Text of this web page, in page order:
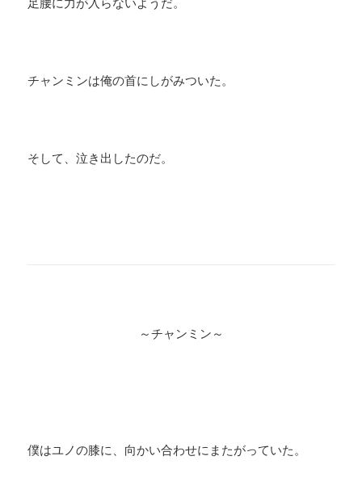
チャンミンは俺の首にしがみついた。
そして、泣き出したのだ。
～チャンミン～
僕はユノの膝に、向かい合わせにまたがっていた。